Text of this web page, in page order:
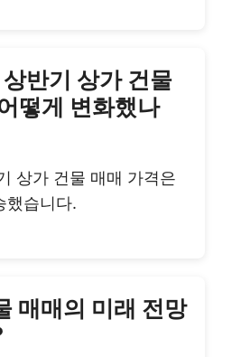
반기 상가 건물
떻게 변화했나
상가 건물 매매 가격은
했습니다.
매매의 미래 전망